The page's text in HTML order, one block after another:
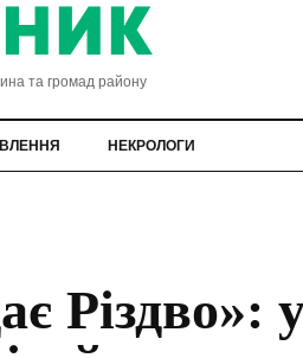
та громад району
НЕКРОЛОГИ
Різдво»: